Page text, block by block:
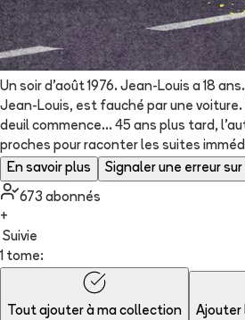
Un soir d'août 1976. Jean-Louis a 18
Jean-Louis, est fauché par une
deuil commence... 45 ans plus tard,
proches pour raconter les suites
En savoir plus
Signaler une erreur sur
673 abonnés
+
Suivie
1 tome:
Tout ajouter à ma collection
Ajouter